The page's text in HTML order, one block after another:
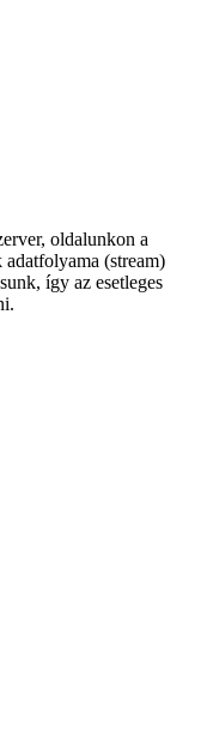
oldalunkon a
(stream)
így az esetleges